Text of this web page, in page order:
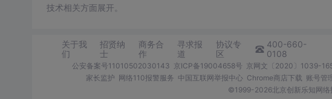
技术相关方面展开。
关于我
们
招贤纳
士
商务合
作
寻求报
道
协议专
区
400-660-
0108
公安备案号11010502030143 京ICP备19004658号 京网文〔2020〕1039-
家长监护 网络110报警服务 中国互联网举报中心 Chrome商店下载 账号管
©1999-2026北京创新乐知网络